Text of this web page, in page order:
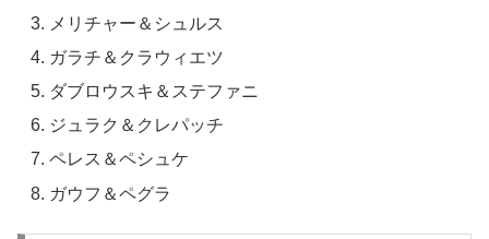
メリチャー＆シュルス
ガラチ＆クラウィエツ
ダブロウスキ＆ステファニ
ジュラク＆クレパッチ
ペレス＆ペシュケ
ガウフ＆ペグラ